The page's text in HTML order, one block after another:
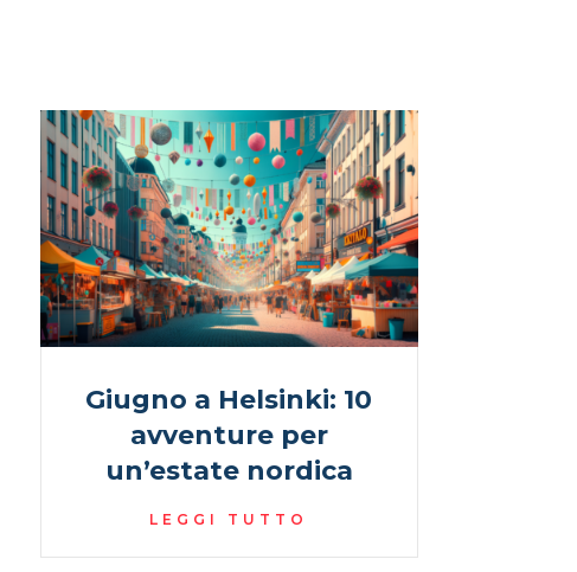
Giugno a Helsinki: 10
avventure per
un’estate nordica
LEGGI TUTTO